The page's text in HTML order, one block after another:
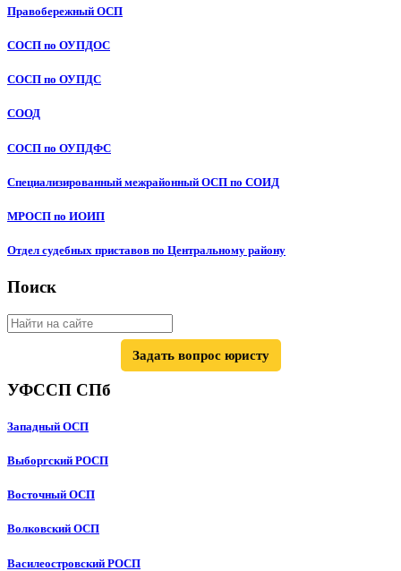
Правобережный ОСП
СОСП по ОУПДОС
СОСП по ОУПДС
СООД
СОСП по ОУПДФС
Специализированный межрайонный ОСП по СОИД
МРОСП по ИОИП
Отдел судебных приставов по Центральному району
Поиск
Задать вопрос юристу
УФССП СПб
Западный ОСП
Выборгский РОСП
Восточный ОСП
Волковский ОСП
Василеостровский РОСП